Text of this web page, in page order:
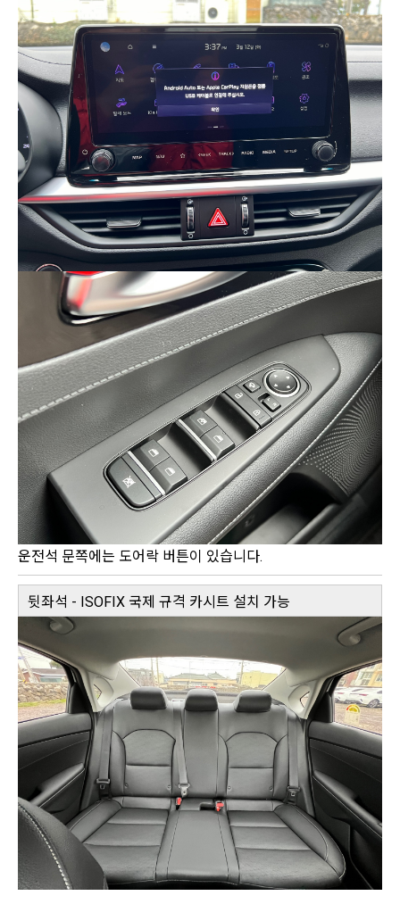
운전석 문쪽에는 도어락 버튼이 있습니다.
뒷좌석 - ISOFIX 국제 규격 카시트 설치 가능